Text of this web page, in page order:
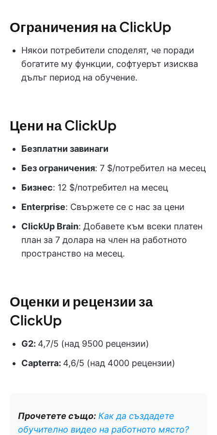
Ограничения на ClickUp
Някои потребители споделят, че поради
богатите му функции, софтуерът изисква
дълъг период на обучение.
Цени на ClickUp
Безплатни завинаги
Без ограничения: 7 $/потребител на месец
Бизнес: 12 $/потребител на месец
Enterprise: Свържете се с нас за цени
ClickUp Brain: Добавете към всеки платен
план за 7 долара на член на работното
пространство на месец.
Оценки и рецензии за
ClickUp
G2: 4,7/5 (над 9500 рецензии)
Capterra: 4,6/5 (над 4000 рецензии)
Прочетете също: Как да създадете
обучително видео на работното място?